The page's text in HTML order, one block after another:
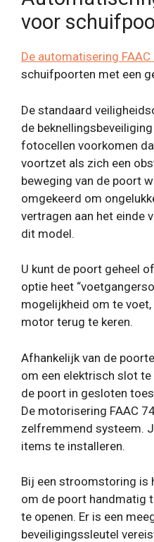
voor
De automatisering FAAC
schuifpoorten met een
De standaard
de
fotocellen voorkomen
voortzet als zich een
beweging van de poort
omgekeerd om
vertragen aan het einde
dit model.
U kunt de poort geheel
optie heet
mogelijkheid om te
motor terug te keren.
Afhankelijk van de
om een ​​elektrisch slot
de poort in gesloten
De motorisering FAAC
zelfremmend systeem.
items te installeren.
Bij een stroomstoring is
om de poort handmatig
te openen. Er is een
beveiligingssleutel